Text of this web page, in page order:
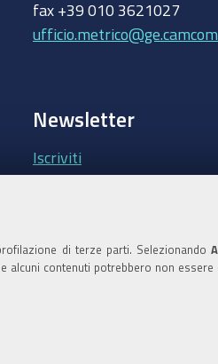
di terze parti. Selezionando
contenuti potrebbero non
fax +39 010 3621027
Newsletter
Iscriviti
Accedi